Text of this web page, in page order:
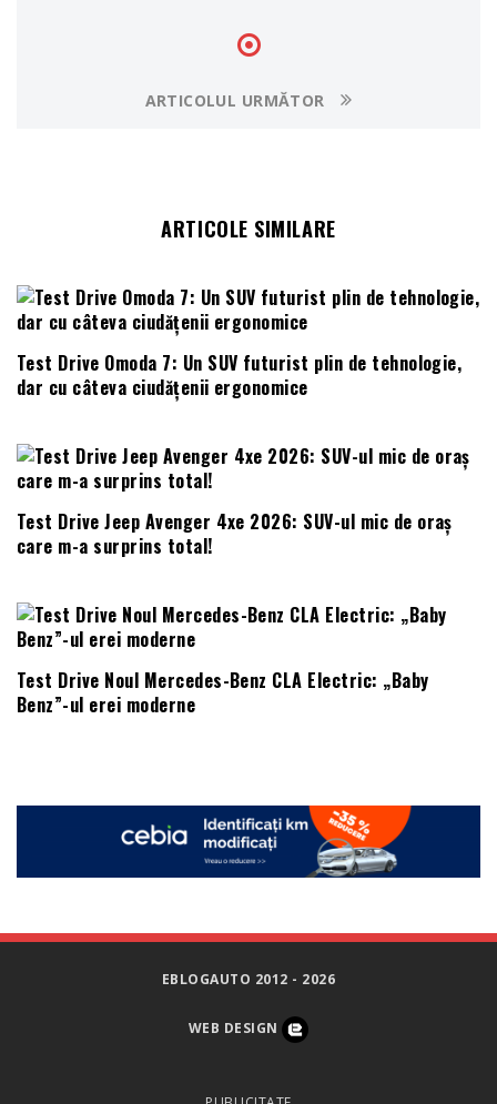
ARTICOLUL URMĂTOR
ARTICOLE SIMILARE
Test Drive Omoda 7: Un SUV futurist plin de tehnologie,
dar cu câteva ciudățenii ergonomice
Test Drive Jeep Avenger 4xe 2026: SUV-ul mic de oraș
care m-a surprins total!
Test Drive Noul Mercedes-Benz CLA Electric: „Baby
Benz”-ul erei moderne
EBLOGAUTO 2012 - 2026
WEB DESIGN